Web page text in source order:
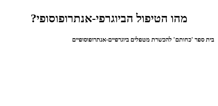
מהו הטיפול הביוגרפי-אנתרופוסופי?
בית ספר 'כחותם' להכשרת מטפלים ביוגרפיים-אנתרופוסופיים